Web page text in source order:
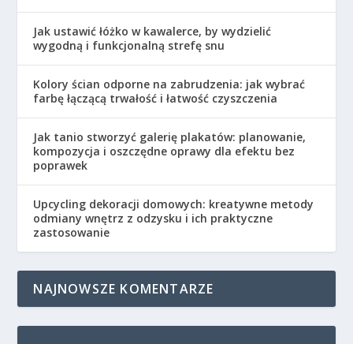
Jak ustawić łóżko w kawalerce, by wydzielić
wygodną i funkcjonalną strefę snu
Kolory ścian odporne na zabrudzenia: jak wybrać
farbę łączącą trwałość i łatwość czyszczenia
Jak tanio stworzyć galerię plakatów: planowanie,
kompozycja i oszczędne oprawy dla efektu bez
poprawek
Upcycling dekoracji domowych: kreatywne metody
odmiany wnętrz z odzysku i ich praktyczne
zastosowanie
NAJNOWSZE KOMENTARZE